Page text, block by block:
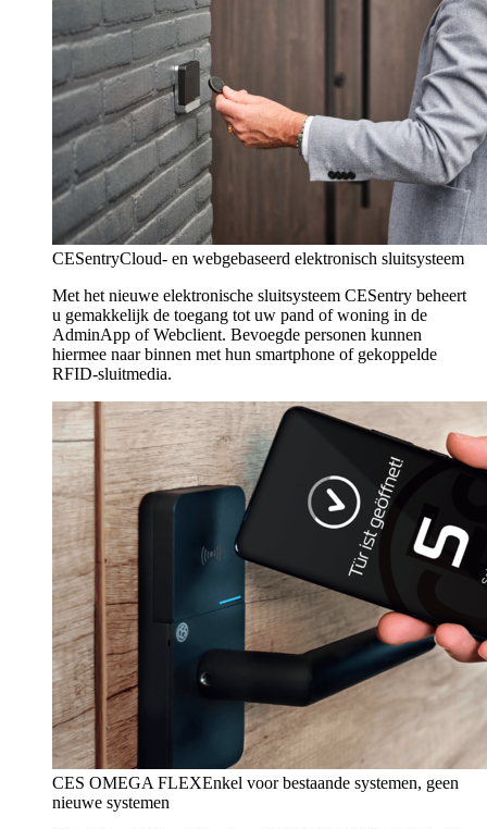
CESentryCloud- en webgebaseerd elektronisch sluitsysteem
Met het nieuwe elektronische sluitsysteem CESentry beheert
u gemakkelijk de toegang tot uw pand of woning in de
AdminApp of Webclient. Bevoegde personen kunnen
hiermee naar binnen met hun smartphone of gekoppelde
RFID-sluitmedia.
CES OMEGA FLEXEnkel voor bestaande systemen, geen
nieuwe systemen